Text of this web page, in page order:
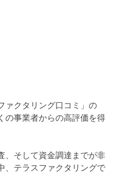
ァクタリング口コミ」の
の事業者からの高評価を得
、そして資金調達までが非
、テラスファクタリングで